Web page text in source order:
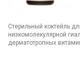
Стерильный коктейль
низкомолекулярной
дерматотропных